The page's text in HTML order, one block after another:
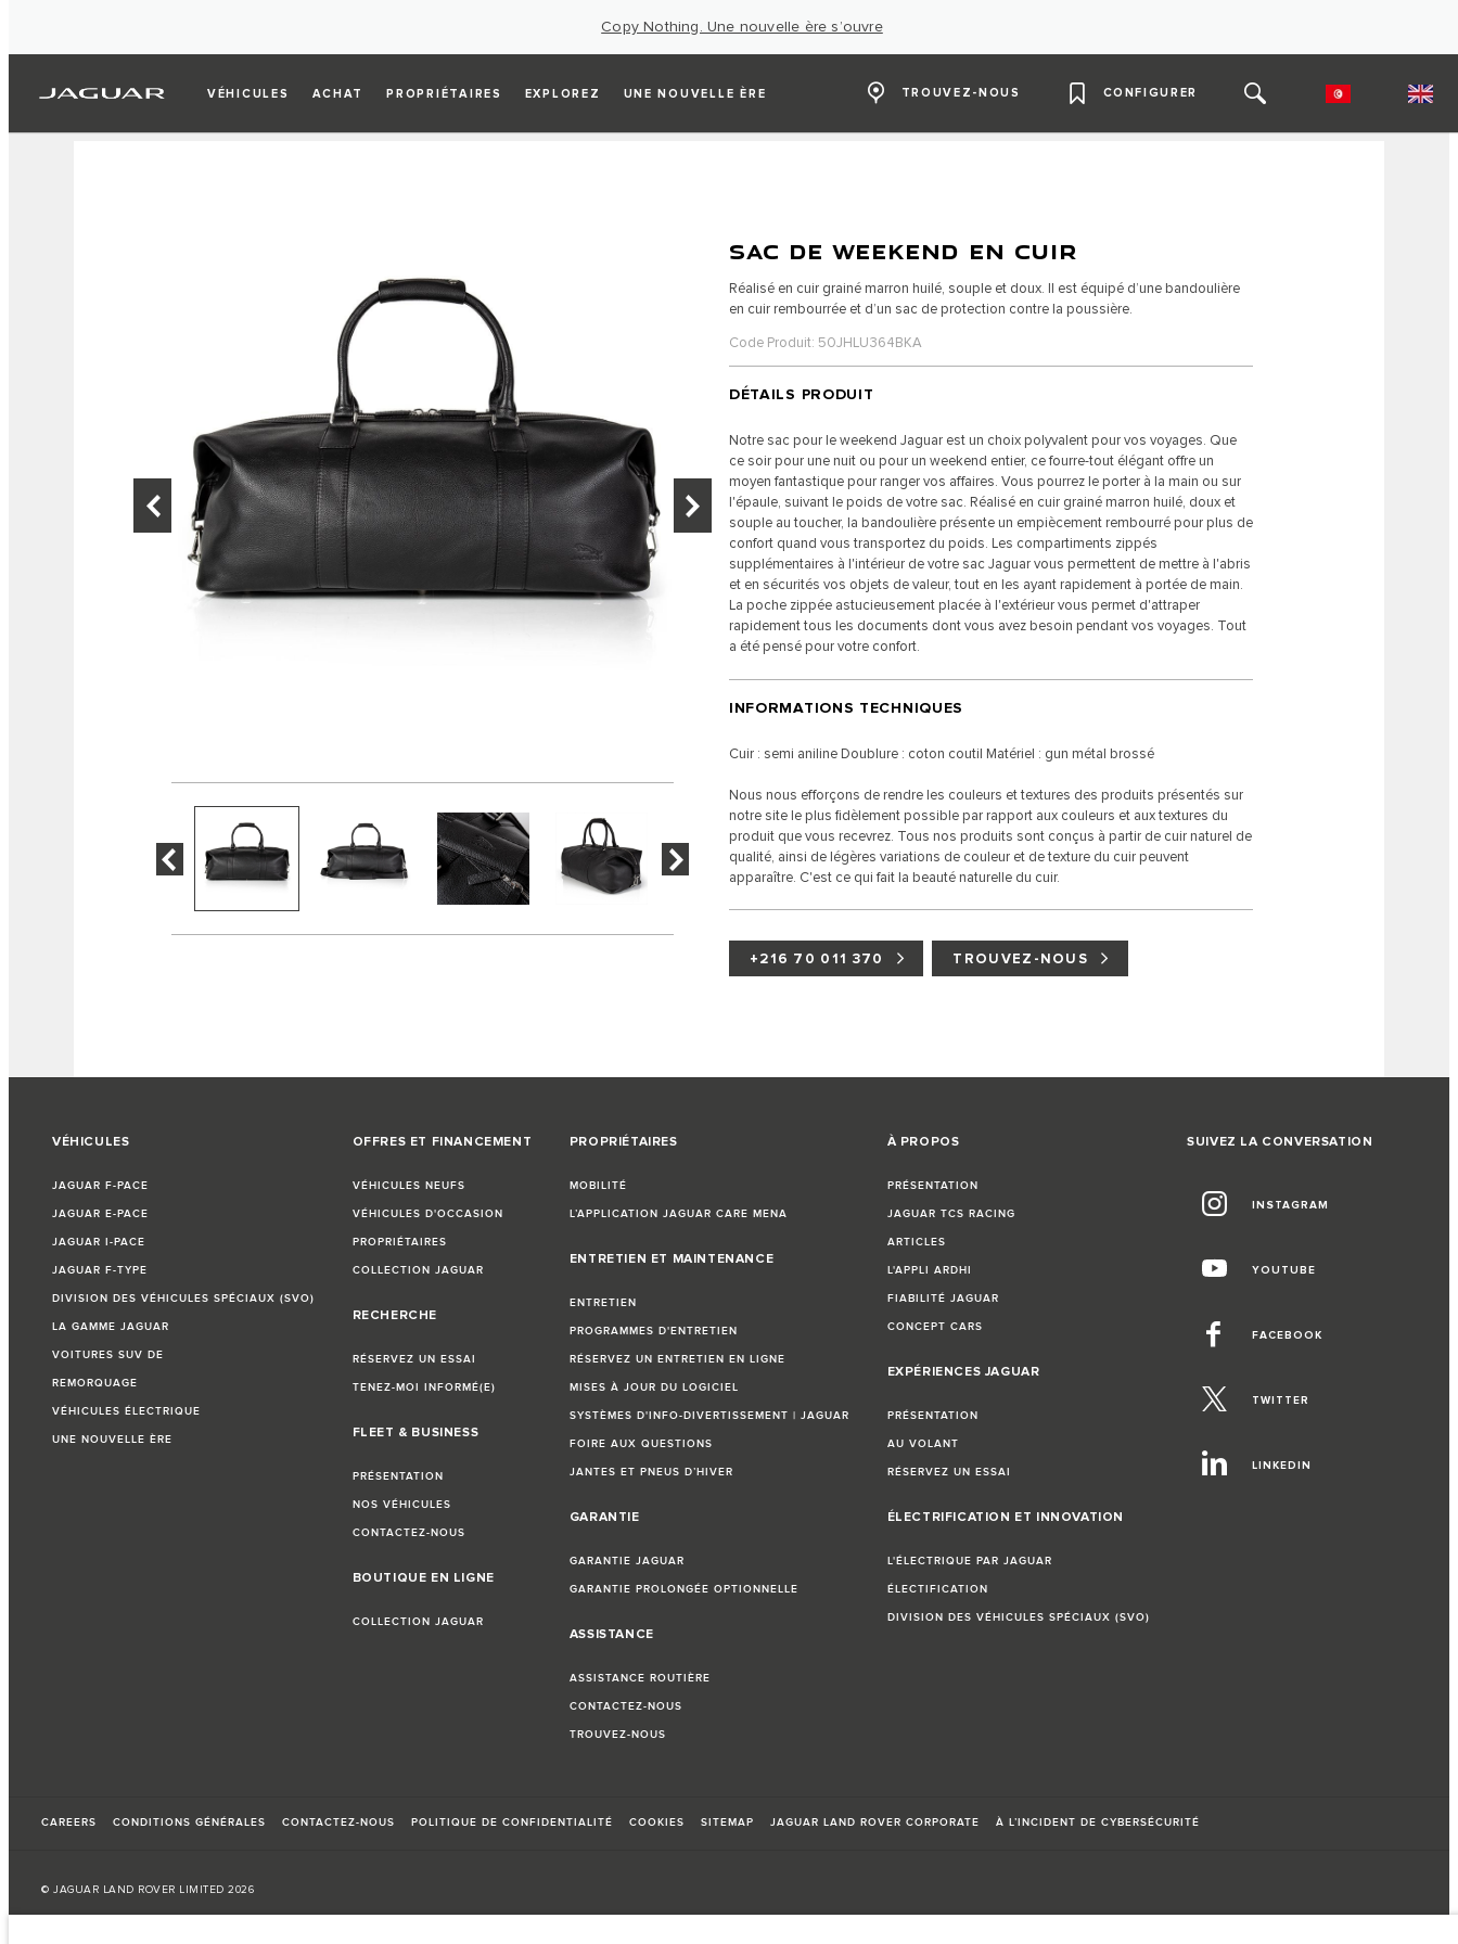
Copy Nothing. Une nouvelle ère s’ouvre
VÉHICULES ACHAT PROPRIÉTAIRES EXPLOREZ UNE NOUVELLE ÈRE TROUVEZ-NOUS CONFIGURER
SAC DE WEEKEND EN CUIR
Réalisé en cuir grainé marron huilé, souple et doux. Il est équipé d’une bandoulière
en cuir rembourrée et d’un sac de protection contre la poussière.
Code Produit: 50JHLU364BKA
DÉTAILS PRODUIT
Notre sac pour le weekend Jaguar est un choix polyvalent pour vos voyages. Que
ce soir pour une nuit ou pour un weekend entier, ce fourre-tout élégant offre un
moyen fantastique pour ranger vos affaires. Vous pourrez le porter à la main ou sur
l'épaule, suivant le poids de votre sac. Réalisé en cuir grainé marron huilé, doux et
souple au toucher, la bandoulière présente un empiècement rembourré pour plus de
confort quand vous transportez du poids. Les compartiments zippés
supplémentaires à l'intérieur de votre sac Jaguar vous permettent de mettre à l'abris
et en sécurités vos objets de valeur, tout en les ayant rapidement à portée de main.
La poche zippée astucieusement placée à l'extérieur vous permet d'attraper
rapidement tous les documents dont vous avez besoin pendant vos voyages. Tout
a été pensé pour votre confort.
INFORMATIONS TECHNIQUES
Cuir : semi aniline Doublure : coton coutil Matériel : gun métal brossé
Nous nous efforçons de rendre les couleurs et textures des produits présentés sur
notre site le plus fidèlement possible par rapport aux couleurs et aux textures du
produit que vous recevrez. Tous nos produits sont conçus à partir de cuir naturel de
qualité, ainsi de légères variations de couleur et de texture du cuir peuvent
apparaître. C'est ce qui fait la beauté naturelle du cuir.
+216 70 011 370 TROUVEZ-NOUS
VÉHICULES
JAGUAR F-PACE
JAGUAR E-PACE
JAGUAR I-PACE
JAGUAR F-TYPE
DIVISION DES VÉHICULES SPÉCIAUX (SVO)
LA GAMME JAGUAR
VOITURES SUV DE
REMORQUAGE
VÉHICULES ÉLECTRIQUE
UNE NOUVELLE ÈRE
OFFRES ET FINANCEMENT
VÉHICULES NEUFS
VÉHICULES D'OCCASION
PROPRIÉTAIRES
COLLECTION JAGUAR
RECHERCHE
RÉSERVEZ UN ESSAI
TENEZ-MOI INFORMÉ(E)
FLEET & BUSINESS
PRÉSENTATION
NOS VÉHICULES
CONTACTEZ-NOUS
BOUTIQUE EN LIGNE
COLLECTION JAGUAR
PROPRIÉTAIRES
MOBILITÉ
L’APPLICATION JAGUAR CARE MENA
ENTRETIEN ET MAINTENANCE
ENTRETIEN
PROGRAMMES D'ENTRETIEN
RÉSERVEZ UN ENTRETIEN EN LIGNE
MISES À JOUR DU LOGICIEL
SYSTÈMES D'INFO-DIVERTISSEMENT | JAGUAR
FOIRE AUX QUESTIONS
JANTES ET PNEUS D’HIVER
GARANTIE
GARANTIE JAGUAR
GARANTIE PROLONGÉE OPTIONNELLE
ASSISTANCE
ASSISTANCE ROUTIÈRE
CONTACTEZ-NOUS
TROUVEZ-NOUS
À PROPOS
PRÉSENTATION
JAGUAR TCS RACING
ARTICLES
L'APPLI ARDHI
FIABILITÉ JAGUAR
CONCEPT CARS
EXPÉRIENCES JAGUAR
PRÉSENTATION
AU VOLANT
RÉSERVEZ UN ESSAI
ÉLECTRIFICATION ET INNOVATION
L'ÉLECTRIQUE PAR JAGUAR
ÉLECTIFICATION
DIVISION DES VÉHICULES SPÉCIAUX (SVO)
SUIVEZ LA CONVERSATION
INSTAGRAM
YOUTUBE
FACEBOOK
TWITTER
LINKEDIN
CAREERS CONDITIONS GÉNÉRALES CONTACTEZ-NOUS POLITIQUE DE CONFIDENTIALITÉ COOKIES SITEMAP JAGUAR LAND ROVER CORPORATE À L’INCIDENT DE CYBERSÉCURITÉ
© JAGUAR LAND ROVER LIMITED 2026